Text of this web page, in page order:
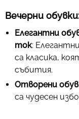
Вечерни
Елегантни
ток:
са класика,
събития.
Отворени
са чудесен